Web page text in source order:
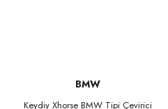
BMW
Keydiy Xhorse BMW Tipi Çevirici